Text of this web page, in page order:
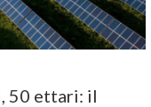
50 ettari: il